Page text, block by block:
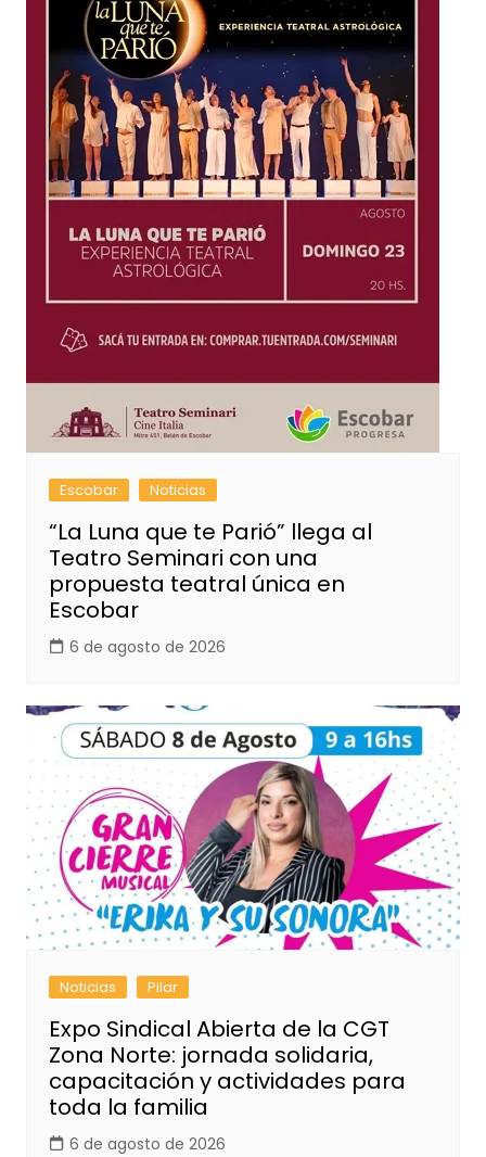
Escobar Noticias
“La Luna que te Parió” llega al
Teatro Seminari con una
propuesta teatral única en
Escobar
6 de agosto de 2026
Noticias Pilar
Expo Sindical Abierta de la CGT
Zona Norte: jornada solidaria,
capacitación y actividades para
toda la familia
6 de agosto de 2026